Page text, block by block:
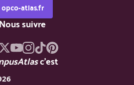
opco-atlas.fr
suivre
c'est